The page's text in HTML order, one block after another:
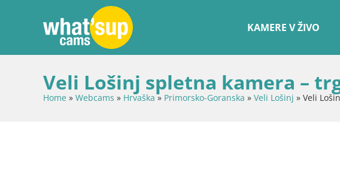
KAMERE V ŽIVO
Veli Lošinj spletna kamera –
Home » Webcams » Hrvaška» Primorsko-Goranska » Veli Lošinj » Veli